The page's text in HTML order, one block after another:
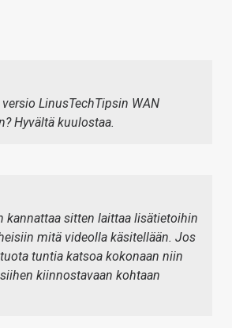
LinusTechTipsin WAN
Hyvältä kuulostaa.
kannattaa sitten laittaa lisätietoihin
mitä videolla käsitellään. Jos
tuntia katsoa kokonaan niin
kiinnostavaan kohtaan